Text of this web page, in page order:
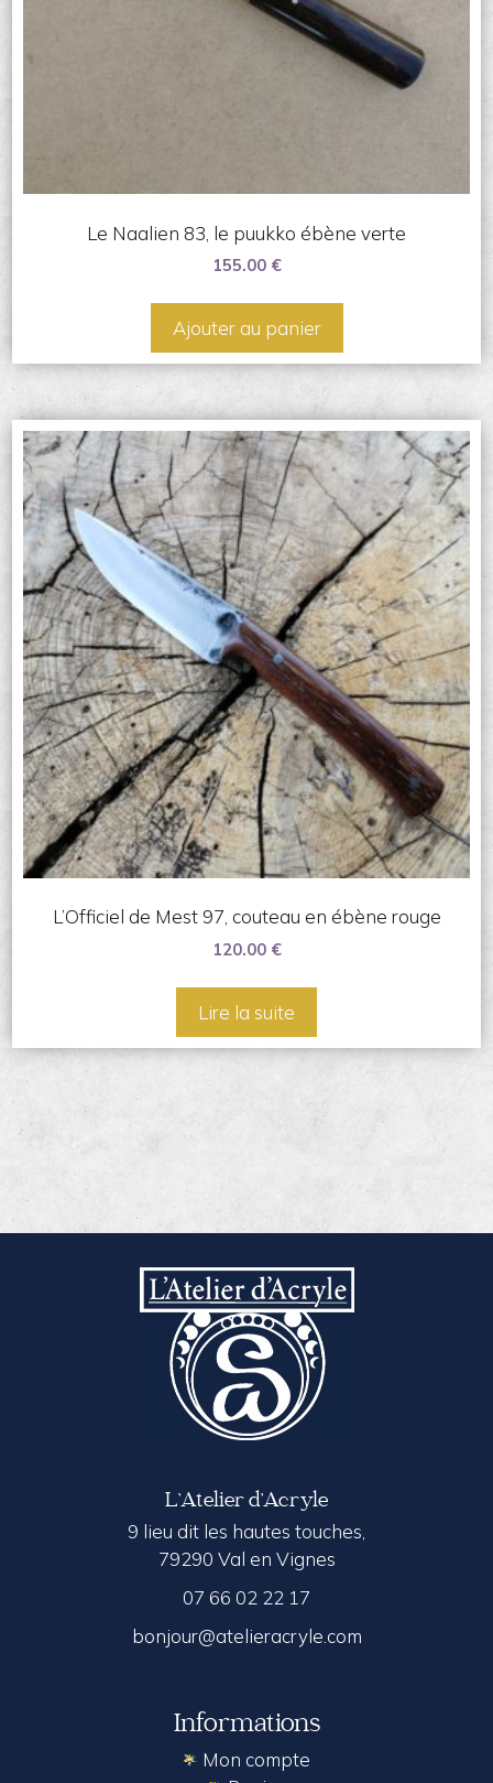
Le Naalien 83, le puukko ébène verte
155.00 €
Ajouter au panier
L’Officiel de Mest 97, couteau en ébène rouge
120.00 €
Lire la suite
L’Atelier d’Acryle
9 lieu dit les hautes touches,
79290 Val en Vignes
07 66 02 22 17
bonjour@atelieracryle.com
Informations
Mon compte